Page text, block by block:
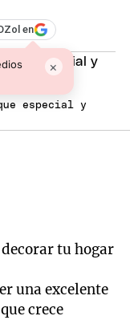
en
×
especial y
tu hogar
una excelente
crece